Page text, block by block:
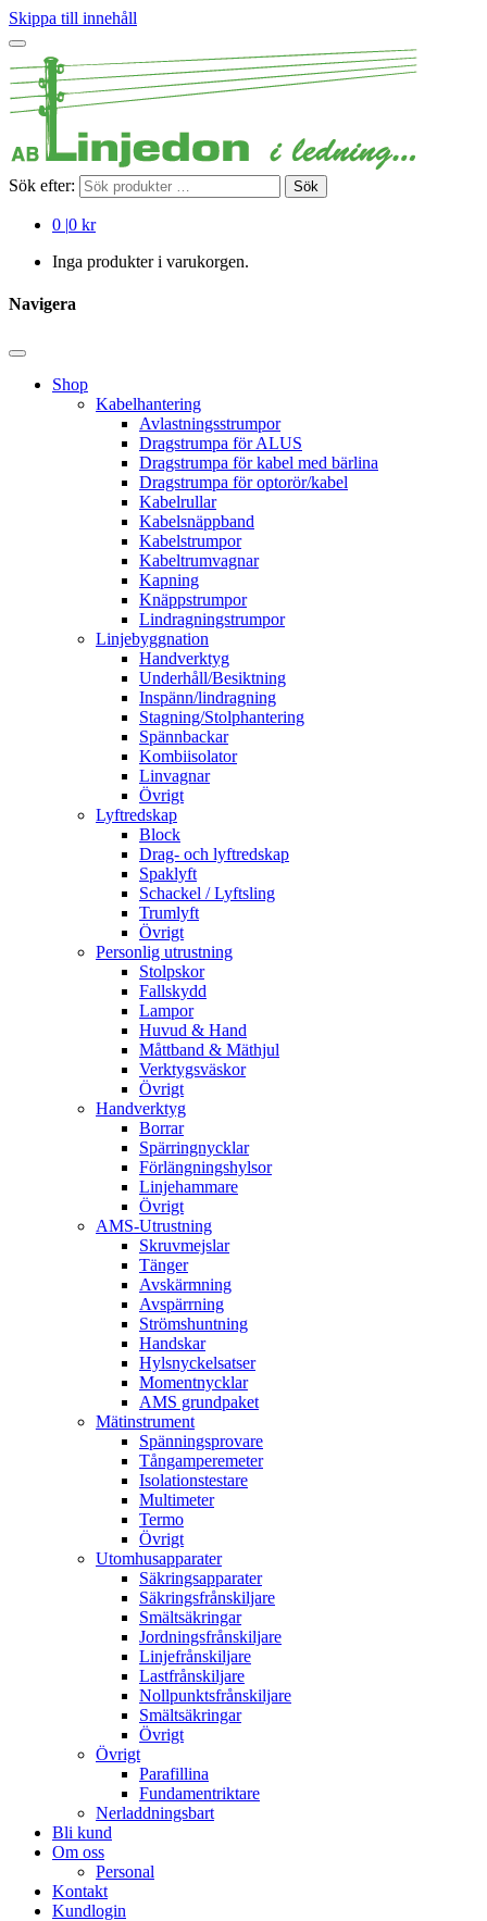
Skippa till innehåll
Sök efter: Sök
0 |0 kr
Inga produkter i varukorgen.
Navigera
Shop
Kabelhantering
Avlastningsstrumpor
Dragstrumpa för ALUS
Dragstrumpa för kabel med bärlina
Dragstrumpa för optorör/kabel
Kabelrullar
Kabelsnäppband
Kabelstrumpor
Kabeltrumvagnar
Kapning
Knäppstrumpor
Lindragningstrumpor
Linjebyggnation
Handverktyg
Underhåll/Besiktning
Inspänn/lindragning
Stagning/Stolphantering
Spännbackar
Kombiisolator
Linvagnar
Övrigt
Lyftredskap
Block
Drag- och lyftredskap
Spaklyft
Schackel / Lyftsling
Trumlyft
Övrigt
Personlig utrustning
Stolpskor
Fallskydd
Lampor
Huvud & Hand
Måttband & Mäthjul
Verktygsväskor
Övrigt
Handverktyg
Borrar
Spärringnycklar
Förlängningshylsor
Linjehammare
Övrigt
AMS-Utrustning
Skruvmejslar
Tänger
Avskärmning
Avspärrning
Strömshuntning
Handskar
Hylsnyckelsatser
Momentnycklar
AMS grundpaket
Mätinstrument
Spänningsprovare
Tångamperemeter
Isolationstestare
Multimeter
Termo
Övrigt
Utomhusapparater
Säkringsapparater
Säkringsfrånskiljare
Smältsäkringar
Jordningsfrånskiljare
Linjefrånskiljare
Lastfrånskiljare
Nollpunktsfrånskiljare
Smältsäkringar
Övrigt
Övrigt
Parafillina
Fundamentriktare
Nerladdningsbart
Bli kund
Om oss
Personal
Kontakt
Kundlogin